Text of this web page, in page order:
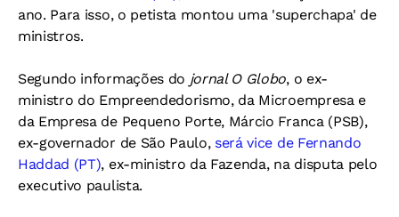
ano. Para isso, o petista montou uma 'superchapa' de
ministros.
Segundo informações do jornal O Globo, o ex-
ministro do Empreendedorismo, da Microempresa e
da Empresa de Pequeno Porte, Márcio Franca (PSB),
ex-governador de São Paulo, será vice de Fernando
Haddad (PT), ex-ministro da Fazenda, na disputa pelo
executivo paulista.